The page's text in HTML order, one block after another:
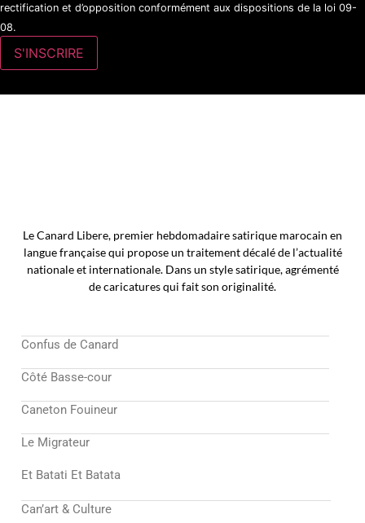
rectification et d’opposition conformément aux dispositions de la loi 09-
08.
Le Canard Libere, premier hebdomadaire satirique marocain en
langue française qui propose un traitement décalé de l’actualité
nationale et internationale. Dans un style satirique, agrémenté
de caricatures qui fait son originalité.
Confus de Canard
Côté Basse-cour
Caneton Fouineur
Le Migrateur
Et Batati Et Batata
Can’art & Culture